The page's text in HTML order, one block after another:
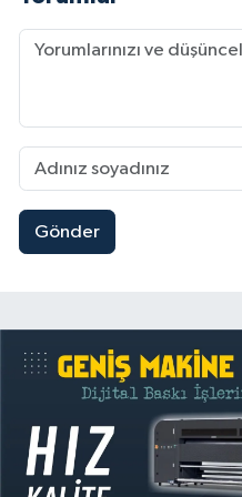
Gönder